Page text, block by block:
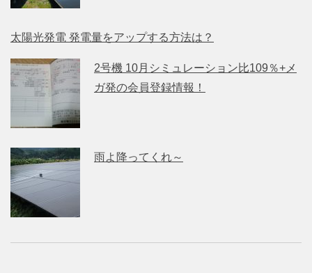
太陽光発電 発電量をアップする方法は？
2号機 10月シミュレーション比109％+メ
ガ発の会員登録情報！
雨よ降ってくれ～